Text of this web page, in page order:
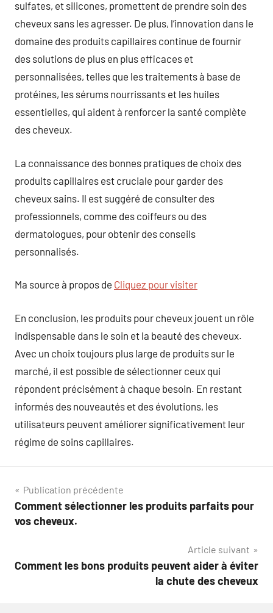
sulfates, et silicones, promettent de prendre soin des
cheveux sans les agresser. De plus, l’innovation dans le
domaine des produits capillaires continue de fournir
des solutions de plus en plus efficaces et
personnalisées, telles que les traitements à base de
protéines, les sérums nourrissants et les huiles
essentielles, qui aident à renforcer la santé complète
des cheveux.
La connaissance des bonnes pratiques de choix des
produits capillaires est cruciale pour garder des
cheveux sains. Il est suggéré de consulter des
professionnels, comme des coiffeurs ou des
dermatologues, pour obtenir des conseils
personnalisés.
Ma source à propos de Cliquez pour visiter
En conclusion, les produits pour cheveux jouent un rôle
indispensable dans le soin et la beauté des cheveux.
Avec un choix toujours plus large de produits sur le
marché, il est possible de sélectionner ceux qui
répondent précisément à chaque besoin. En restant
informés des nouveautés et des évolutions, les
utilisateurs peuvent améliorer significativement leur
régime de soins capillaires.
Navigation
de
Publication précédente
Comment sélectionner les produits parfaits pour
vos cheveux.
Article suivant
Comment les bons produits peuvent aider à éviter
la chute des cheveux